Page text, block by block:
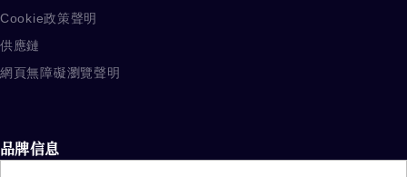
Cookie政策聲明
供應鏈
網頁無障礙瀏覽聲明
品牌信息